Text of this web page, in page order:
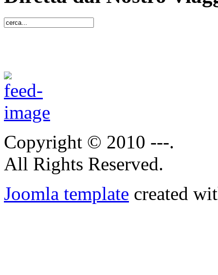
Copyright © 2010 ---.
All Rights Reserved.
Joomla template created